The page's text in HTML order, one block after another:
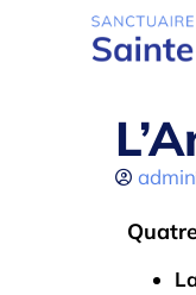
admin